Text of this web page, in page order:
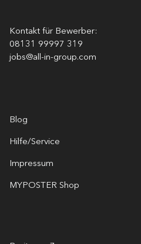
Kontakt für Bewerber:
08131 99997 319
jobs@all-in-group.com
Blog
Hilfe/Service
Impressum
MYPOSTER Shop